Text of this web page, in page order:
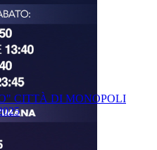
CITTÀ DI MONOPOLI